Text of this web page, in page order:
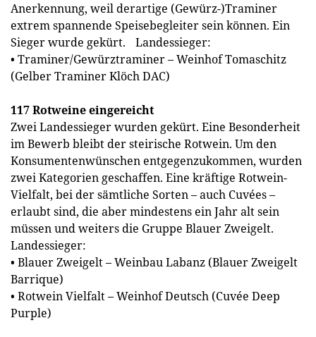
Anerkennung, weil derartige (Gewürz-)Traminer
extrem spannende Speisebegleiter sein können. Ein
Sieger wurde gekürt. Landessieger:
• Traminer/Gewürztraminer – Weinhof Tomaschitz
(Gelber Traminer Klöch DAC)
117 Rotweine eingereicht
Zwei Landessieger wurden gekürt. Eine Besonderheit
im Bewerb bleibt der steirische Rotwein. Um den
Konsumentenwünschen entgegenzukommen, wurden
zwei Kategorien geschaffen. Eine kräftige Rotwein-
Vielfalt, bei der sämtliche Sorten – auch Cuvées –
erlaubt sind, die aber mindestens ein Jahr alt sein
müssen und weiters die Gruppe Blauer Zweigelt.
Landessieger:
• Blauer Zweigelt – Weinbau Labanz (Blauer Zweigelt
Barrique)
• Rotwein Vielfalt – Weinhof Deutsch (Cuvée Deep
Purple)